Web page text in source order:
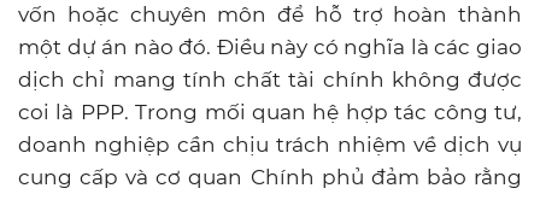
vốn hoặc chuyên môn để hỗ trợ hoàn thành
một dự án nào đó. Điều này có nghĩa là các giao
dịch chỉ mang tính chất tài chính không được
coi là PPP. Trong mối quan hệ hợp tác công tư,
doanh nghiệp cần chịu trách nhiệm về dịch vụ
cung cấp và cơ quan Chính phủ đảm bảo rằng